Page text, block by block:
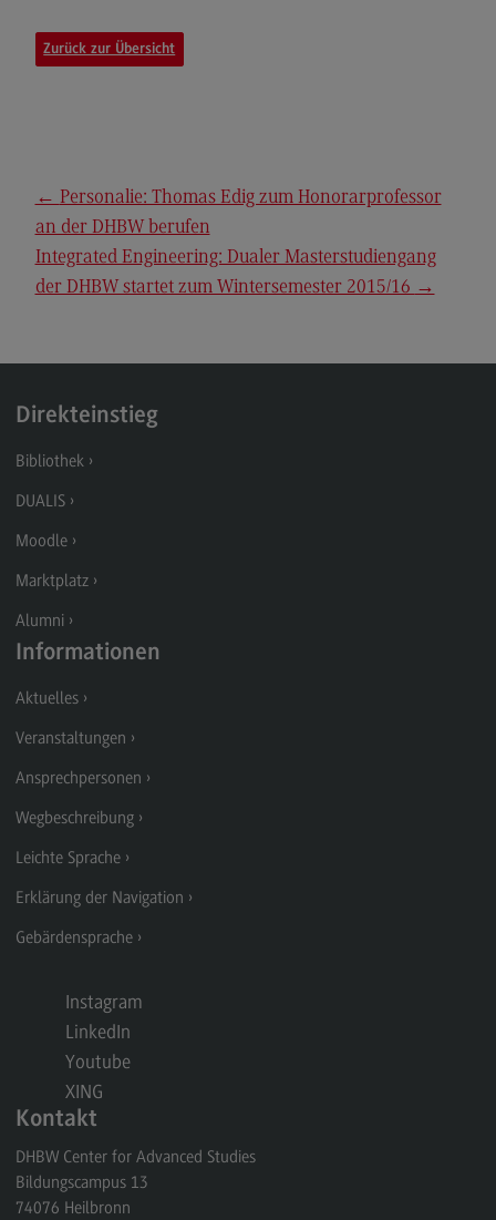
Maschinenbau
Modulangebot
Berufsperspektiven
Kontakt
Master of Business Administration
Modulangebot
Berufsperspektiven
Kontakt
Personalmanagement und
Wirtschaftspsychologie
Personalmanagement und
Wirtschaftspsychologie
Modulangebot
Berufsperspektiven
Kontakt
Planung und Koordination in der Sozialen Arbeit
Modulangebot
Berufsperspektiven
Kontakt
Rechnungswesen Steuern Wirtschaftsrecht
Rechnungswesen Steuern Wirtschaftsrecht
Zurück zur Übersicht
← Personalie: Thomas Edig zum Honorarprofessor
an der DHBW berufen
Integrated Engineering: Dualer Masterstudiengang
der DHBW startet zum Wintersemester 2015/16 →
Direkteinstieg
Bibliothek
DUALIS
Moodle
Marktplatz
Alumni
Informationen
Aktuelles
Veranstaltungen
Ansprechpersonen
Wegbeschreibung
Leichte Sprache
Erklärung der Navigation
Gebärdensprache
Instagram
LinkedIn
Youtube
XING
Kontakt
DHBW Center for Advanced Studies
Bildungscampus 13
74076 Heilbronn